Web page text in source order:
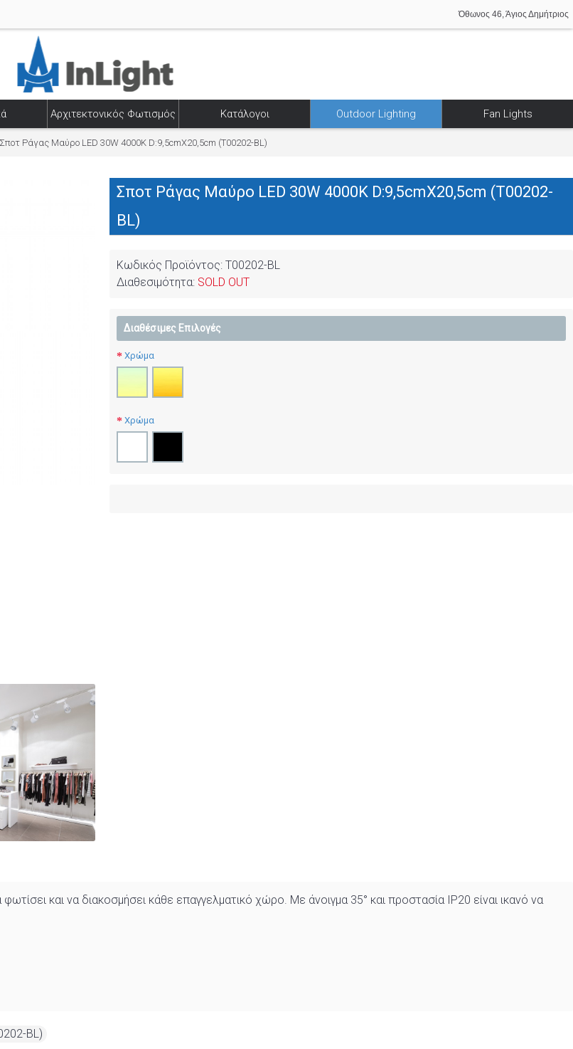
Όθωνος 46, Άγιος Δημήτριος
Αρχιτεκτονικός Φωτισμός Κατάλογοι Outdoor Lighting Fan Lights
Σποτ Ράγας Μαύρο LED 30W 4000K D:9,5cmX20,5cm (T00202-BL)
Σποτ Ράγας Μαύρο LED 30W 4000K D:9,5cmX20,5cm (T00202-
BL)
Κωδικός Προϊόντος: T00202-BL
Διαθεσιμότητα: SOLD OUT
Διαθέσιμες Επιλογές
Χρώμα
Χρώμα
και να διακοσμήσει κάθε επαγγελματικό χώρο. Με άνοιγμα 35° και προστασία IP20 είναι ικανό να
BL)